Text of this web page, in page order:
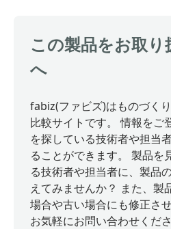
この製品をお取
へ
fabiz(ファビズ)はものづく
比較サイトです。 情報をご
を探している技術者や担当
ることができます。 製品を
る技術者や担当者に、製品
えてみませんか？ また、製
場合や古い場合にも修正さ
お気軽にお問い合わせくださ